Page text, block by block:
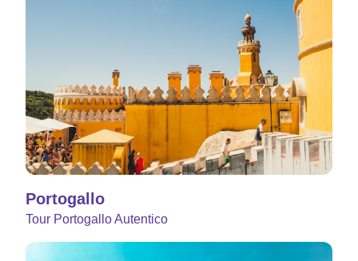
Portogallo
Tour Portogallo Autentico